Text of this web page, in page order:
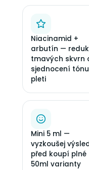
Niacinamid +
arbutín —
tmavých skvrn
sjednocení tónu
pleti
Mini 5 ml —
vyzkoušej
před koupí plné
50ml varianty